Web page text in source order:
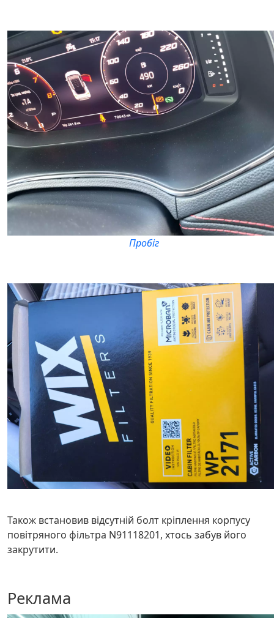
Пробіг
Також встановив відсутній болт кріплення корпусу
повітряного фільтра N91118201, хтось забув його
закрутити.
Реклама